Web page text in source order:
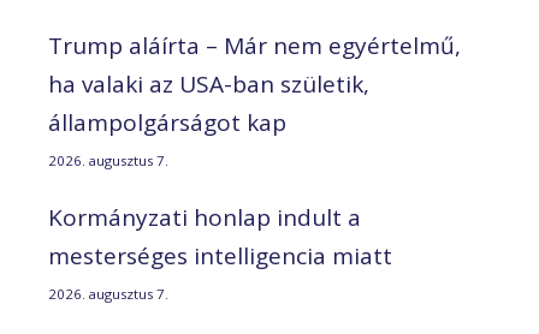
Trump aláírta – Már nem egyértelmű,
ha valaki az USA-ban születik,
állampolgárságot kap
2026. augusztus 7.
Kormányzati honlap indult a
mesterséges intelligencia miatt
2026. augusztus 7.